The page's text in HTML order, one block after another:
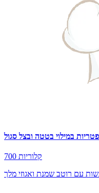
פטריות במילוי בטטה ובצל סגול
700 קלוריות
עם רוטב שמנת ואגוזי מלך